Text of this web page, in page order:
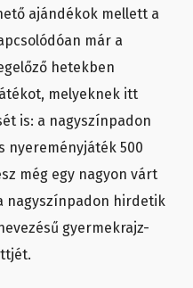
ajándékok mellett a
már a
hetekben
melyeknek itt
is: a nagyszínpadon
nyereményjáték 500
még egy nagyon várt
nagyszínpadon hirdetik
gyermekrajz-